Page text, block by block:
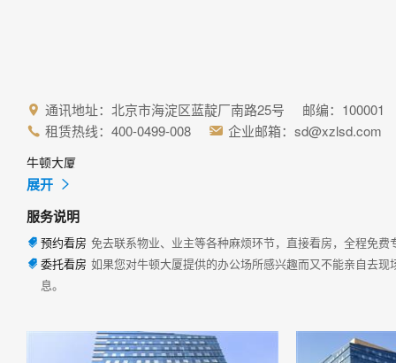
 通讯地址：北京市海淀区蓝靛厂南路25号 邮编：100001
 租赁热线：400-0499-008  企业邮箱：sd@xzlsd.com
牛顿大厦
展开 
服务说明
 预约看房 免去联系物业、业主等各种麻烦环节，直接看房，全程免
 委托看房 如果您对牛顿大厦提供的办公场所感兴趣而又不能亲自去
息。